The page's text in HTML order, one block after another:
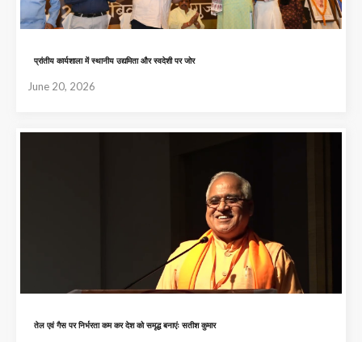
प्रांतीय कार्यशाला में स्थानीय उद्यमिता और स्वदेशी पर जोर
June 20, 2026
तेल एवं गैस पर निर्भरता कम कर देश को समृद्ध बनाएंः सतीश कुमार